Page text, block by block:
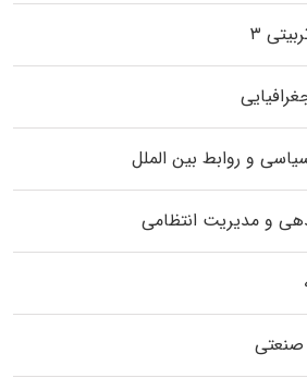
۳
و روابط بین الملل
و مدیریت انتظامی
صنعتی